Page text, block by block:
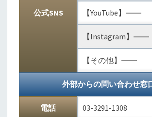
公式SNS 【YouTube】――
【Instagram】――
【その他】――
外部からの問い合わせ窓
電話 03-3291-1308